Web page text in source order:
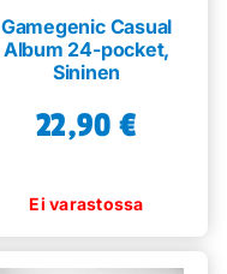
Gamegenic Casual
Album 24-pocket,
Sininen
22,90 €